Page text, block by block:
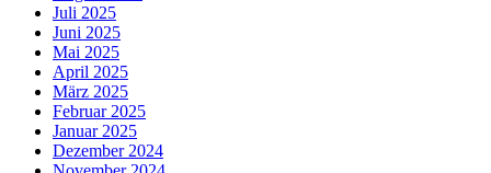
Juli 2025
Juni 2025
Mai 2025
April 2025
März 2025
Februar 2025
Januar 2025
Dezember 2024